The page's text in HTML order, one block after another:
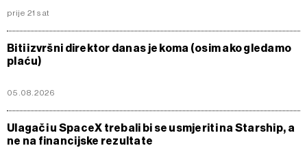
prije 21 sat
Biti izvršni direktor danas je koma (osim ako gledamo
plaću)
05.08.2026
Ulagači u SpaceX trebali bi se usmjeriti na Starship, a
ne na financijske rezultate